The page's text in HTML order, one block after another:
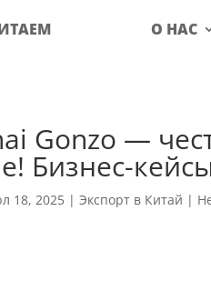
О НАС
Gonzo —
Бизнес-
18, 2025 |Экспорт в Китай |